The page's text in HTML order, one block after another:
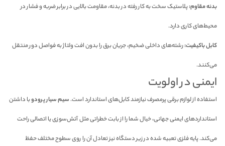
بدنه مقاوم:پلاستیک سخت به کار رفته در بدنه، مقاومت بالایی در برابر ضربه و فشار در
محیط‌های کاری دارد.
کابل باکیفیت:رشته‌های داخلی ضخیم، جریان برق را بدون افت ولتاژ به فواصل دور منتقل
می‌کنند.
ایمنی در اولویت
استفاده از لوازم برقی پرمصرف نیازمند کابل‌های استاندارد است. سیم سیار پرودوبا داشتن
استانداردهای ایمنی جهانی، خیال شما را از بابت خطراتی مثل آتش‌سوزی یا اتصالی راحت
می‌کند. پایه فلزی تعبیه شده در زیر دستگاه نیز تعادل آن را روی سطوح مختلف حفظ